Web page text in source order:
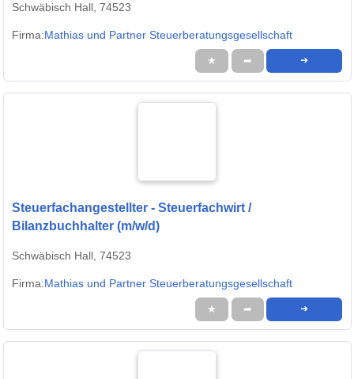
Schwäbisch Hall, 74523
Firma:Mathias und Partner Steuerberatungsgesellschaft
★ ➦ ➜
Steuerfachangestellter - Steuerfachwirt /
Bilanzbuchhalter (m/w/d)
Schwäbisch Hall, 74523
Firma:Mathias und Partner Steuerberatungsgesellschaft
★ ➦ ➜